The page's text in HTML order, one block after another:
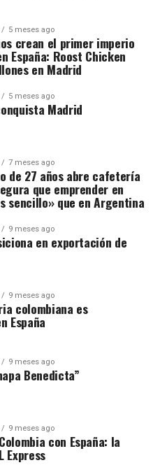
5 meses ago
crean el primer imperio
España: Roost Chicken
en Madrid
5 meses ago
Madrid
7 meses ago
de 27 años abre cafetería
que emprender en
sencillo» que en Argentina
9 meses ago
en exportación de
9 meses ago
colombiana es
España
9 meses ago
Benedicta”
9 meses ago
con España: la
Express